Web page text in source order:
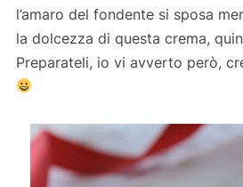
l’amaro del fondente si sposa
la dolcezza di questa crema,
Preparateli, io vi avverto però,